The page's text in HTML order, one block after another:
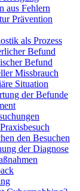
aus Fehlern
Prävention
als Prozess
Befund
Befund
Missbrauch
Situation
der Befunde
den Besuchen
der Diagnose